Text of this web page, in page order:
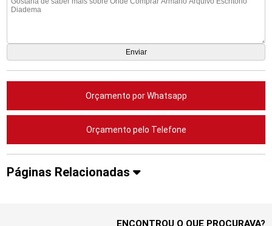
Orçamento por Whatsapp
Orçamento pelo Telefone
Páginas Relacionadas
ENCONTROU O QUE PROCURAVA?